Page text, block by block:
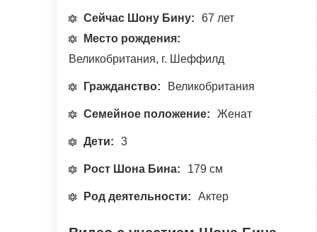
Сейчас Шону Бину:
67 лет
Место рождения:
Великобритания, г. Шеффилд
Гражданство: Великобритания
Семейное положение: Женат
Дети: 3
Рост Шона Бина: 179 см
Род деятельности: Актер